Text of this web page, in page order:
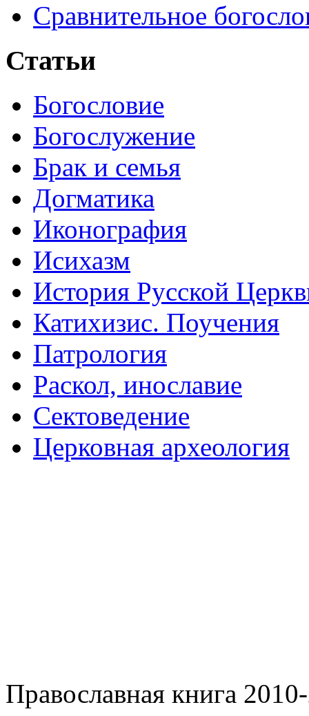
Сравнительное
Статьи
Богословие
Богослужение
Брак и семья
Догматика
Иконография
Исихазм
История Русской
Катихизис. Поучения
Патрология
Раскол, инославие
Сектоведение
Церковная археология
Православная книга